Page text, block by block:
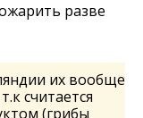
разве
их вообще
считается
(грибы